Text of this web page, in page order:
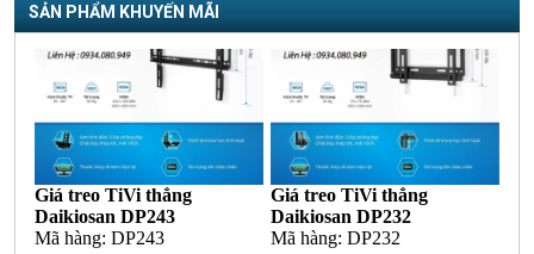
SẢN PHẨM KHUYẾN MÃI